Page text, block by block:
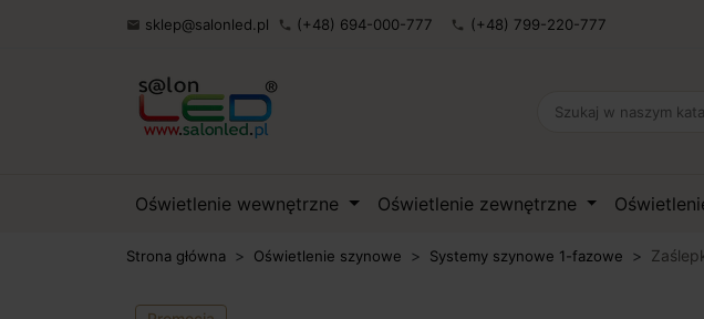
 sklep@salonled.pl phone (+48) 694-000-777 phone (+48) 799-220-777
Oświetlenie wewnętrzne Oświetlenie zewnętrzne
Strona główna Oświetlenie szynowe Systemy szynowe 1-fazowe